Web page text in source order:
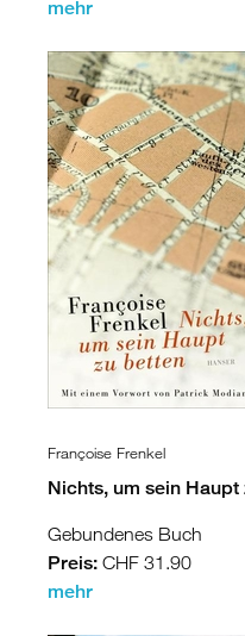
mehr
Françoise Frenkel
Nichts, um sein Haupt
Gebundenes Buch
Preis: CHF 31.90
mehr